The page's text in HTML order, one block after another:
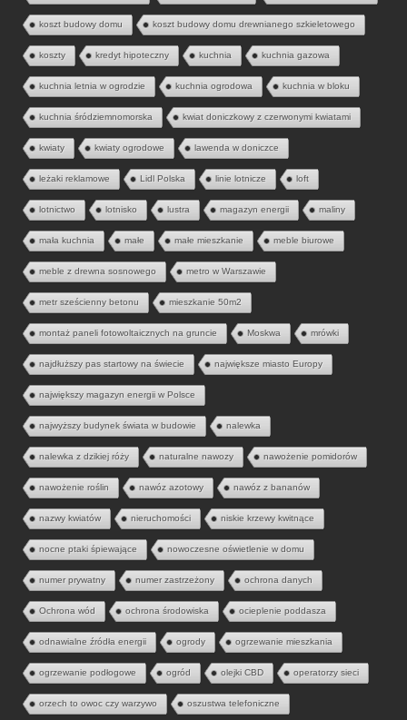
koszt budowy domu koszt budowy domu drewnianego szkieletowego
koszty kredyt hipoteczny kuchnia kuchnia gazowa
kuchnia letnia w ogrodzie kuchnia ogrodowa kuchnia w bloku
kuchnia śródziemnomorska kwiat doniczkowy z czerwonymi kwiatami
kwiaty kwiaty ogrodowe lawenda w doniczce
leżaki reklamowe Lidl Polska linie lotnicze loft
lotnictwo lotnisko lustra magazyn energii maliny
mała kuchnia małe małe mieszkanie meble biurowe
meble z drewna sosnowego metro w Warszawie
metr sześcienny betonu mieszkanie 50m2
montaż paneli fotowoltaicznych na gruncie Moskwa mrówki
najdłuższy pas startowy na świecie największe miasto Europy
największy magazyn energii w Polsce
najwyższy budynek świata w budowie nalewka
nalewka z dzikiej róży naturalne nawozy nawożenie pomidorów
nawożenie roślin nawóz azotowy nawóz z bananów
nazwy kwiatów nieruchomości niskie krzewy kwitnące
nocne ptaki śpiewające nowoczesne oświetlenie w domu
numer prywatny numer zastrzeżony ochrona danych
Ochrona wód ochrona środowiska ocieplenie poddasza
odnawialne źródła energii ogrody ogrzewanie mieszkania
ogrzewanie podłogowe ogród olejki CBD operatorzy sieci
orzech to owoc czy warzywo oszustwa telefoniczne